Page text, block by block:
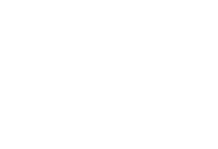
Teoría del Habitar